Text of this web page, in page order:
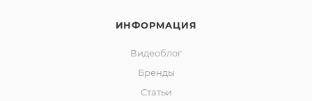
ИНФОРМАЦИЯ
Видеоблог
Бренды
Статьи